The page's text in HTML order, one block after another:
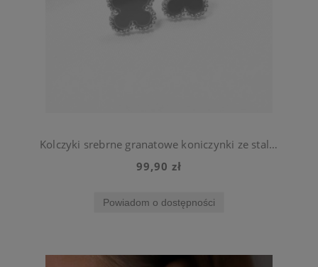
Kolczyki srebrne granatowe koniczynki ze stali chirurgicznej
99,90 zł
Powiadom o dostępności